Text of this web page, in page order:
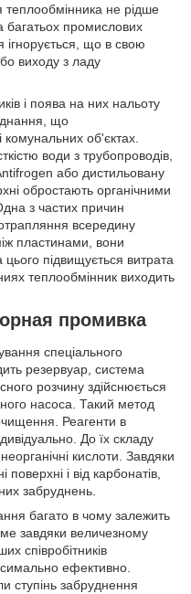
не рідше
багатьох промислових
ігнорується, що в свою
виходу з ладу
і поява на них нальоту
що
комунальних об'єктах.
води з трубопроводів,
або дистильовану
обростають органічними
з частих причин
всередину
пластинами, вони
цього підвищується витрата
теплообмінник виходить
промивка
спеціального
резервуар, система
розчину здійснюється
насоса. Такий метод
Реагенти в
До їх складу
кислоти. Завдяки
і від карбонатів,
забруднень.
багато в чому залежить
завдяки величезному
співробітників
ефективно.
ступінь забруднення